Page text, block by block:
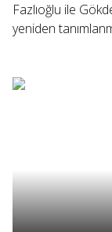
Fazlıoğlu ile
yeniden